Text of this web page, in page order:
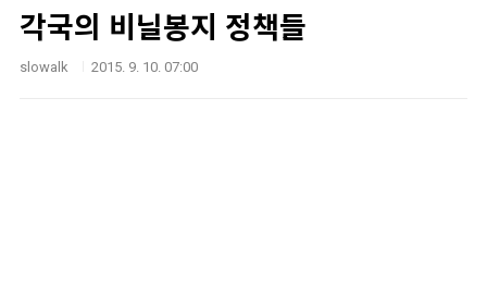
각국의 비닐봉지 정책들
slowalk 2015. 9. 10. 07:00